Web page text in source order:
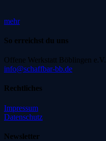
mehr
So erreichst du uns
Offene Werkstatt Böblingen e.V.
info@schaffbar-bb.de
Rechtliches
Impressum
Datenschutz
Newsletter